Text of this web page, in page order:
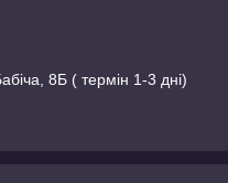
8Б ( термін 1-3 дні)